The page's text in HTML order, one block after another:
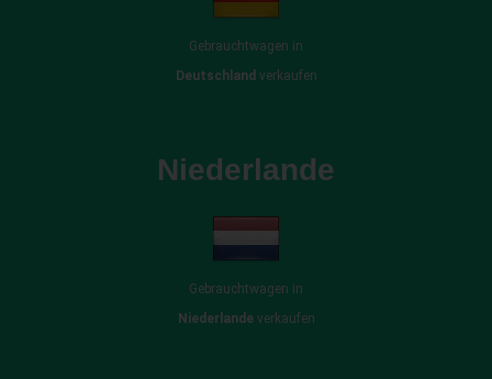
Gebrauchtwagen in
Deutschland verkaufen
Niederlande
Gebrauchtwagen in
Niederlandeverkaufen